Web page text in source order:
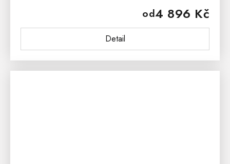
od4 896 Kč
Detail
nalakována lakem, díky kterému si...